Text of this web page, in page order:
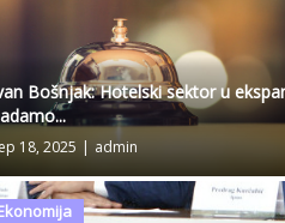
Bošnjak: Hotelski sektor u
18, 2025 | admin